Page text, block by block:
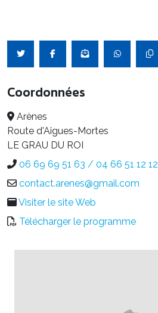
Coordonnées
Arènes
Route d'Aigues-Mortes
LE GRAU DU ROI
06 69 69 51 63 / 04 66 51 12 12
contact.arenes@gmail.com
Visiter le site Web
Télécharger le programme